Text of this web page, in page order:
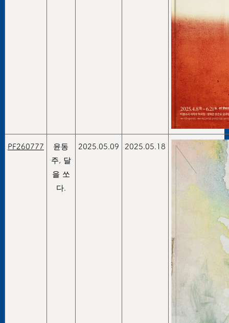
PF260777
윤동
주, 달
을 쏘
다.
2025.05.09 2025.05.18